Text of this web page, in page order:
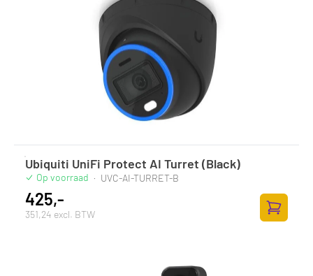
Ubiquiti UniFi Protect AI Turret (Black)
Op voorraad · UVC-AI-TURRET-B
425,-
351,24 excl. BTW